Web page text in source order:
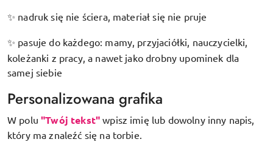
✨ nadruk się nie ściera, materiał się nie pruje
✨ pasuje do każdego: mamy, przyjaciółki, nauczycielki,
koleżanki z pracy, a nawet jako drobny upominek dla
samej siebie
Personalizowana grafika
W polu"Twój tekst" wpisz imię lub dowolny inny napis,
który ma znaleźć się na torbie.